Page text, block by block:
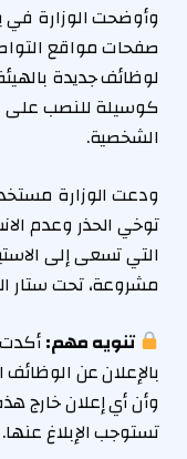
وأوضحت الوزارة في
صفحات مواقع
لوظائف جديدة
كوسيلة للنصب على
الشخصية.
ودعت الوزارة
توخي الحذر وعدم
التي تسعى إلى
مشروعة، تحت ستار
تنويه مهم:أكدت
بالإعلان عن
وأن أي إعلان خارج
تستوجب الإبلاغ عنها.